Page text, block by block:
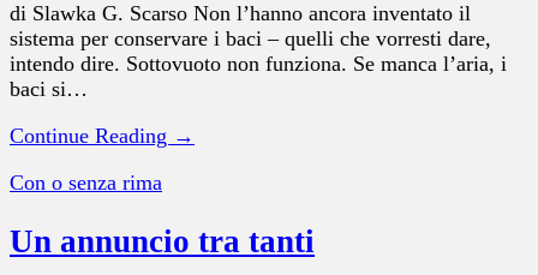
di Slawka G. Scarso Non l’hanno ancora inventato il
sistema per conservare i baci – quelli che vorresti dare,
intendo dire. Sottovuoto non funziona. Se manca l’aria, i
baci si…
Continue Reading →
Con o senza rima
Un annuncio tra tanti